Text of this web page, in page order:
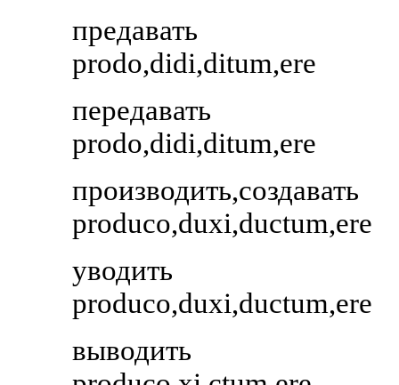
предавать
prodo,didi,ditum,ere
передавать
prodo,didi,ditum,ere
производить,создавать
produco,duxi,ductum,ere
уводить
produco,duxi,ductum,ere
выводить